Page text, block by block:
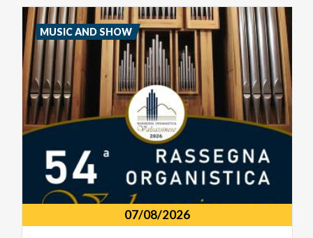
07/08/2026
MUSIC AND SHOW